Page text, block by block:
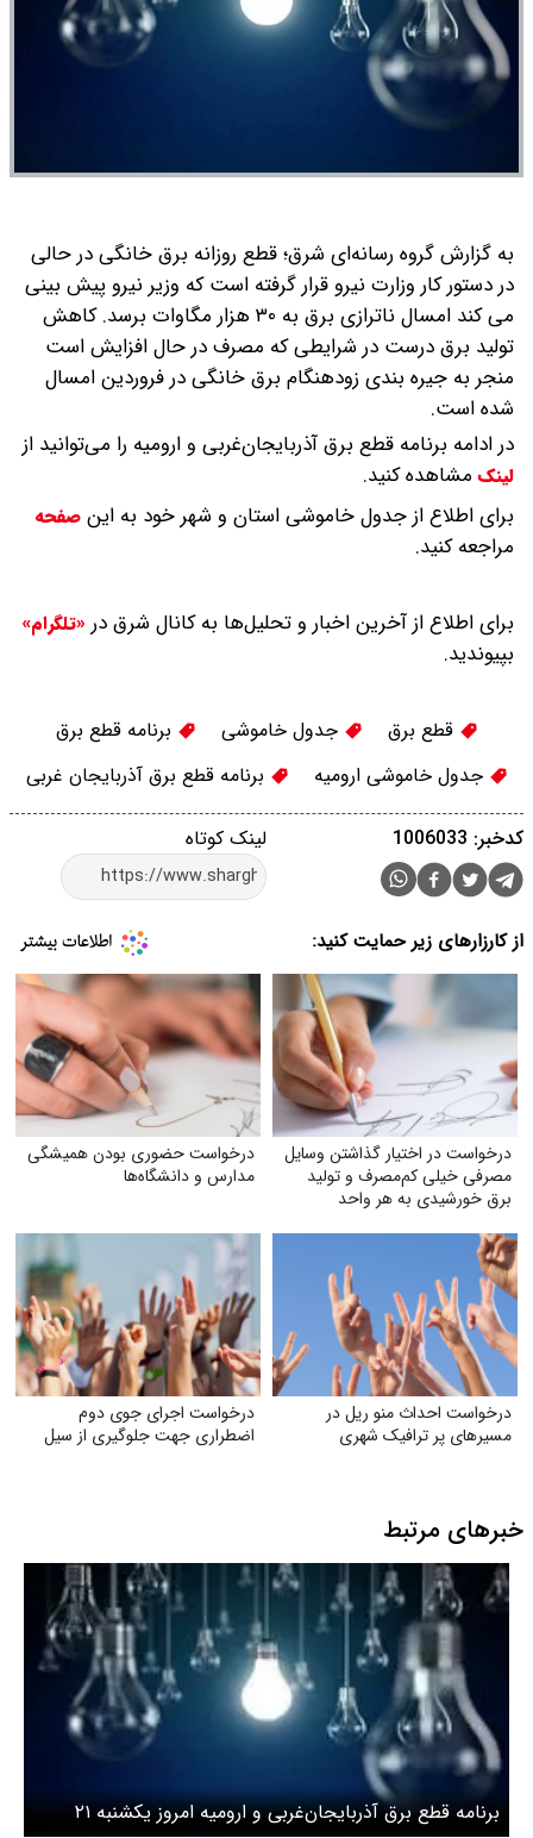
به گزارش گروه رسانه‌ای شرق؛ قطع روزانه برق خانگی در حالی
در دستور کار وزارت نیرو قرار گرفته است که وزیر نیرو پیش بینی
می کند امسال ناترازی برق به ۳۰ هزار مگاوات برسد.
کاهش
تولید برق درست در شرایطی که مصرف در حال افزایش است
منجر به جیره بندی زودهنگام برق خانگی در فروردین امسال
شده است.
در ادامه برنامه قطع برق آذربایجان‌غربی و ارومیه را می‌توانید از
لینک مشاهده کنید.
برای اطلاع از جدول خاموشی استان و شهر خود به این صفحه
مراجعه کنید.
برای اطلاع از آخرین اخبار و تحلیل‌ها به کانال شرق در «تلگرام»
بپیوندید.
قطع برق جدول خاموشی
برنامه قطع برق
جدول خاموشی ارومیه
برنامه قطع برق آذربایجان غربی
لینک کوتاه کدخبر: 1006033
از کارزارهای زیر حمایت کنید:
درخواست در اختیار گذاشتن وسایل
مصرفی خیلی کم‌مصرف و تولید
برق خورشیدی به هر واحد
درخواست حضوری بودن همیشگی
مدارس و دانشگاه‌ها
درخواست احداث منو ریل در
مسیرهای پر ترافیک شهری
درخواست اجرای جوی دوم
اضطراری جهت جلوگیری از سیل
خبرهای مرتبط
برنامه قطع برق آذربایجان‌غربی و ارومیه امروز یکشنبه ۲۱